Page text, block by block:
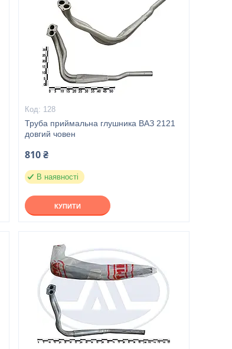
128
Труба приймальна глушника ВАЗ 2121
довгий човен
810 ₴
В наявності
КУПИТИ